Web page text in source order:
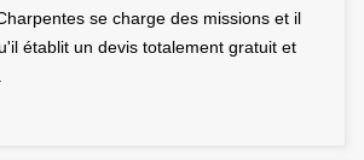
se charge des missions et il
établit un devis totalement gratuit et